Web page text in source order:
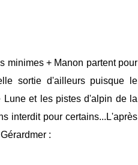
minimes + Manon partent pour
sortie d'ailleurs puisque le
et les pistes d'alpin de la
interdit pour certains...L'après
: